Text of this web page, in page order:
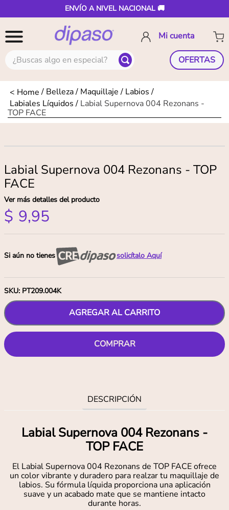
ENVÍO A NIVEL NACIONAL 🚚
¿Buscas algo en especial? OFERTAS
Belleza Maquillaje
Labios
Labiales Líquidos
Labial Supernova 004 Rezonans -
TOP FACE
Labial Supernova 004 Rezonans - TOP
FACE
Ver más detalles del producto
$ 9,95
Si aún no tienes solicítalo Aquí
SKU: PT209.004K
AGREGAR AL CARRITO
COMPRAR
DESCRIPCIÓN
Labial Supernova 004 Rezonans -
TOP FACE
El Labial Supernova 004 Rezonans de TOP FACE ofrece
un color vibrante y duradero para realzar tu maquillaje de
labios. Su fórmula líquida proporciona una aplicación
suave y un acabado mate que se mantiene intacto
durante horas.